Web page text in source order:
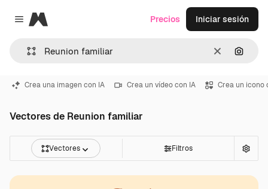
Close menu
Magnific
Borrar
Precios Iniciar sesión
Crea una imagen con IA Crea un vídeo con IA Crea un icono
Vectores de Reunion familiar
Vectores Filtros